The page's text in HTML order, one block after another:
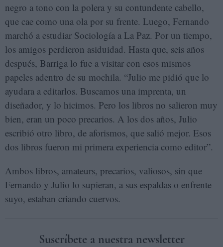
negro a tono con la polera y su contundente cabello,
que cae como una ola por su frente. Luego, Fernando
marchó a estudiar Sociología a La Paz. Por un tiempo,
los amigos perdieron asiduidad. Hasta que, seis años
después, Barriga lo fue a visitar con esos mismos
papeles adentro de su mochila. “Julio me pidió que lo
ayudara a editarlos. Buscamos una imprenta, un
diseñador, y lo hicimos. Pero los libros no salieron muy
bien, eran un poco precarios. A los dos años, Julio
escribió otro libro, de aforismos, que salió mejor. Esos
dos libros fueron mi primera experiencia como editor”.
Ambos libros, amateurs, precarios, valiosos, sin que
Fernando y Julio lo supieran, a sus espaldas o enfrente
suyo, estaban criando cuervos.
Suscríbete a nuestra newsletter